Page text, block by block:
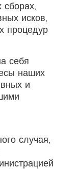
сборах,
исков,
процедур
себя
наших
и
случая,